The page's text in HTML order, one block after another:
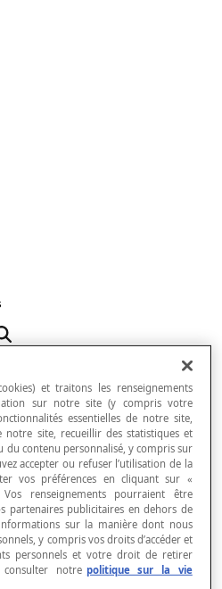
qui correspond au
mètre de côté.
et traitons les renseignements
sur notre site (y compris votre
essentielles de notre site,
notre site, recueillir des statistiques et
du contenu personnalisé, y compris sur
accepter ou refuser l’utilisation de la
vos préférences en cliquant sur «
renseignements pourraient être
partenaires publicitaires en dehors de
sur la manière dont nous
y compris vos droits d’accéder et
personnels et votre droit de retirer
consulter notre politique sur la vie